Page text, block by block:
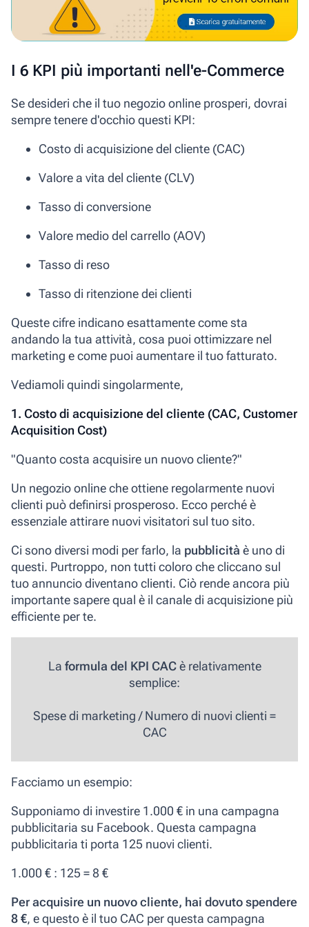
I 6 KPI più importanti nell'e-Commerce
Se desideri che il tuo negozio online prosperi, dovrai
sempre tenere d'occhio questi KPI:
Costo di acquisizione del cliente (CAC)
Valore a vita del cliente (CLV)
Tasso di conversione
Valore medio del carrello (AOV)
Tasso di reso
Tasso di ritenzione dei clienti
Queste cifre indicano esattamente come sta
andando la tua attività, cosa puoi ottimizzare nel
marketing e come puoi aumentare il tuo fatturato.
Vediamoli quindi singolarmente,
1. Costo di acquisizione del cliente (CAC, Customer
Acquisition Cost)
"Quanto costa acquisire un nuovo cliente?"
Un negozio online che ottiene regolarmente nuovi
clienti può definirsi prosperoso. Ecco perché è
essenziale attirare nuovi visitatori sul tuo sito.
Ci sono diversi modi per farlo, la pubblicità è uno di
questi. Purtroppo, non tutti coloro che cliccano sul
tuo annuncio diventano clienti. Ciò rende ancora più
importante sapere qual è il canale di acquisizione più
efficiente per te.
La formula del KPI CACè relativamente
semplice:
Spese di marketing / Numero di nuovi clienti =
CAC
Facciamo un esempio:
Supponiamo di investire 1.000 € in una campagna
pubblicitaria su Facebook. Questa campagna
pubblicitaria ti porta 125 nuovi clienti.
1.000 € : 125 = 8 €
Per acquisire un nuovo cliente, hai dovuto spendere
8 €, e questo è il tuo CAC per questa campagna